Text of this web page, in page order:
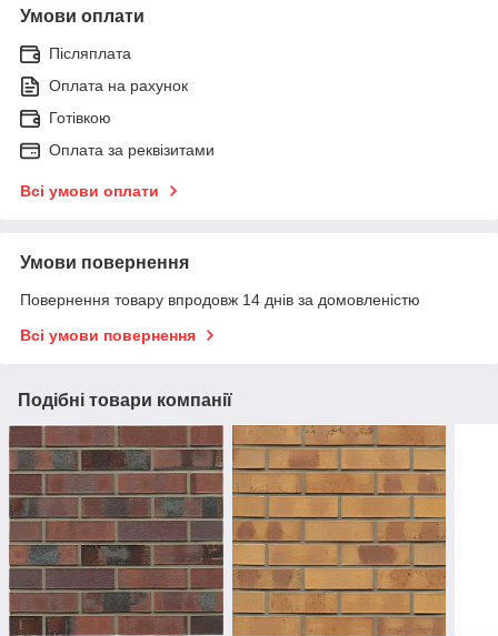
Умови оплати
Післяплата
Оплата на рахунок
Готівкою
Оплата за реквізитами
Всі умови оплати
Умови повернення
Повернення товару впродовж 14 днів за домовленістю
Всі умови повернення
Подібні товари компанії